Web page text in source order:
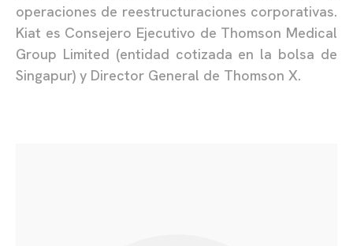
operaciones de reestructuraciones corporativas.
Kiat es Consejero Ejecutivo de Thomson Medical
Group Limited (entidad cotizada en la bolsa de
Singapur) y Director General de Thomson X.